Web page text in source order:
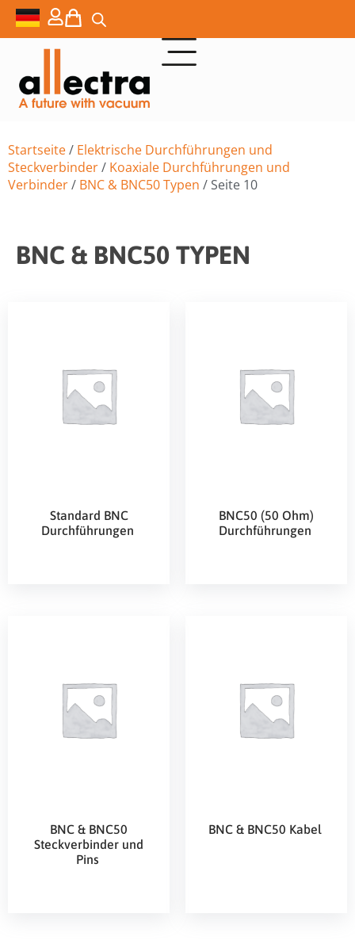
Startseite/ Elektrische Durchführungen und
Steckverbinder/ Koaxiale Durchführungen und
Verbinder/ BNC & BNC50 Typen / Seite 10
BNC & BNC50 TYPEN
Standard BNC
Durchführungen
BNC50 (50 Ohm)
Durchführungen
BNC & BNC50
Steckverbinder und
Pins
BNC & BNC50 Kabel